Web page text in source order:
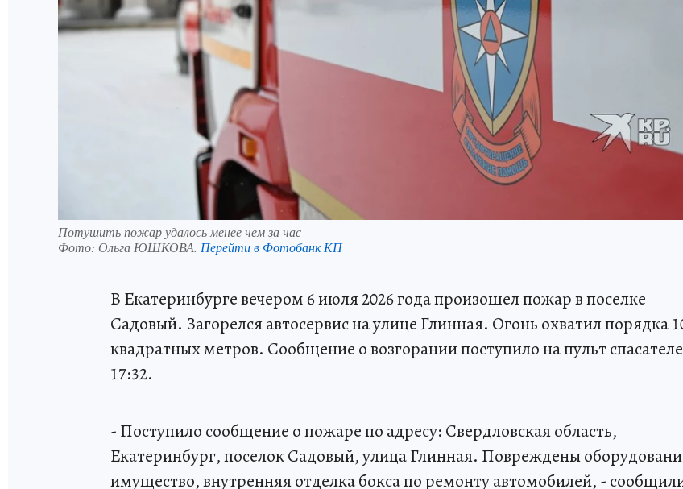
Потушить пожар удалось менее чем за час
Фото: Ольга ЮШКОВА. Перейти в Фотобанк КП
В Екатеринбурге вечером 6 июля 2026 года произошел пожар в поселке
Садовый. Загорелся автосервис на улице Глинная. Огонь охватил порядка
квадратных метров. Сообщение о возгорании поступило на пульт
17:32.
- Поступило сообщение о пожаре по адресу: Свердловская область,
Екатеринбург, поселок Садовый, улица Глинная. Повреждены
имущество, внутренняя отделка бокса по ремонту автомобилей, -